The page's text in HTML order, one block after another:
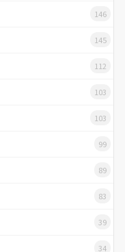
146
145
112
103
103
99
89
83
39
34